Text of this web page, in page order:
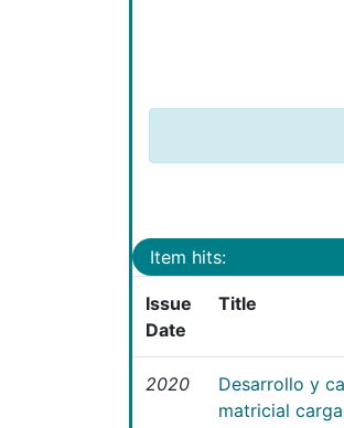
Item hits:
Issue
Date
Title
2020
Desarrollo y
matricial